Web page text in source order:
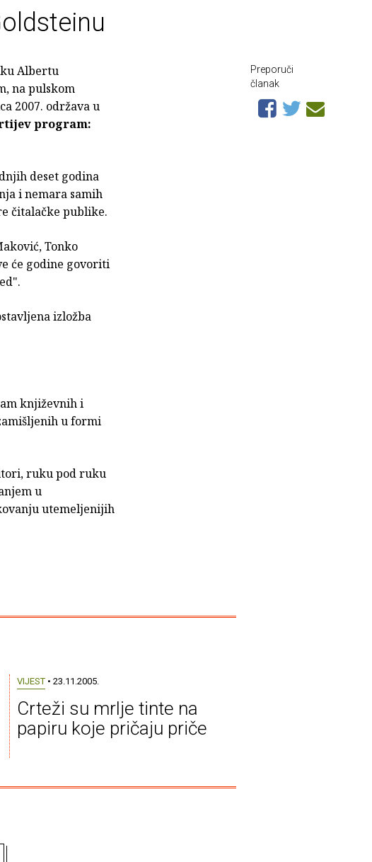
Albertu
na pulskom
2007. održava u
program:
deset godina
i nemara samih
čitalačke publike.
Tonko
će godine govoriti
izložba
književnih i
u formi
ruku pod ruku
u
utemeljenijih
Preporuči
članak
VIJEST• 23.11.2005.
Crteži su mrlje tinte na
papiru koje pričaju priče